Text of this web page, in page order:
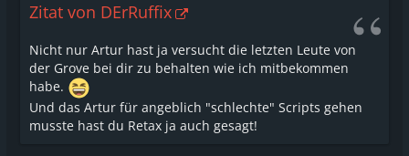
Zitat von DErRuffix
Nicht nur Artur hast ja versucht die letzten Leute von
der Grove bei dir zu behalten wie ich mitbekommen
habe.
Und das Artur für angeblich "schlechte" Scripts gehen
musste hast du Retax ja auch gesagt!